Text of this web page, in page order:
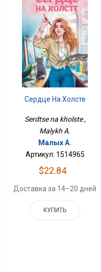
Сердце На Холсте
Serdtse na kholste ,
Malykh A.
Малых А.
Артикул: 1514965
$22.84
Доставка за 14–20 дней
КУПИТЬ